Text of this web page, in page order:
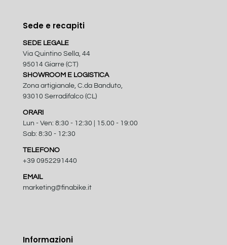
Sede e recapiti
SEDE LEGALE
Via Quintino Sella, 44
95014 Giarre (CT)
SHOWROOM E LOGISTICA
Zona artigianale, C.da Banduto,
93010 Serradifalco (CL)
ORARI
Lun - Ven: 8:30 - 12:30 | 15.00 - 19:00
Sab: 8:30 - 12:30
TELEFONO
+39 0952291440
EMAIL
marketing@finabike.it
Informazioni